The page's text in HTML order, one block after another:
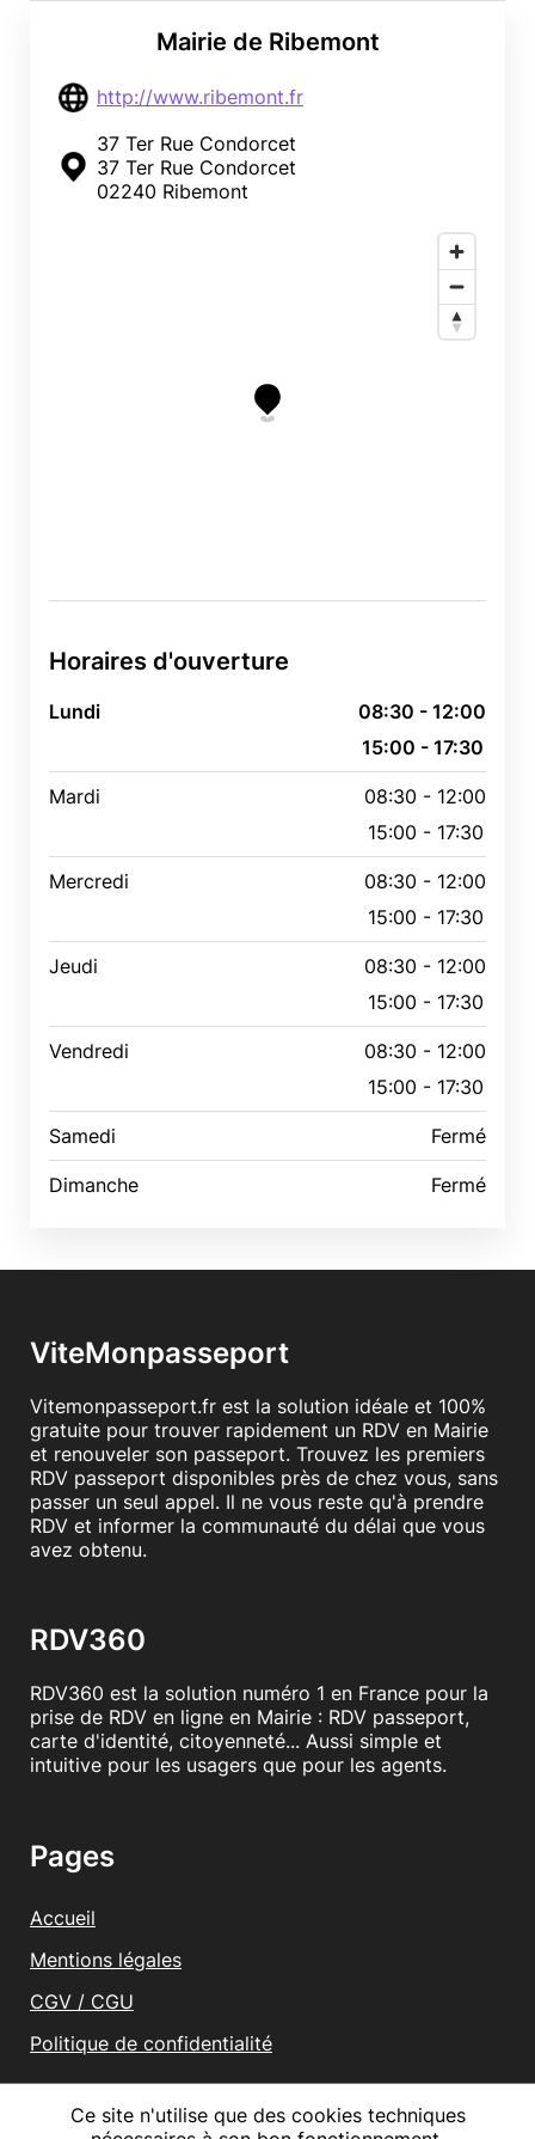
Mairie de Ribemont
http://www.ribemont.fr
37 Ter Rue Condorcet
37 Ter Rue Condorcet
02240 Ribemont
Horaires d'ouverture
Lundi
08:30 - 12:00
15:00 - 17:30
Mardi
08:30 - 12:00
15:00 - 17:30
Mercredi
08:30 - 12:00
15:00 - 17:30
Jeudi
08:30 - 12:00
15:00 - 17:30
Vendredi
08:30 - 12:00
15:00 - 17:30
Samedi Fermé
Dimanche Fermé
Ce site n'utilise que des cookies techniques
ViteMonpasseport
Vitemonpasseport.fr est la solution idéale et 100%
gratuite pour trouver rapidement un RDV en Mairie
et renouveler son passeport. Trouvez les premiers
RDV passeport disponibles près de chez vous, sans
passer un seul appel. Il ne vous reste qu'à prendre
RDV et informer la communauté du délai que vous
avez obtenu.
RDV360
RDV360 est la solution numéro 1 en France pour la
prise de RDV en ligne en Mairie : RDV passeport,
carte d'identité, citoyenneté... Aussi simple et
intuitive pour les usagers que pour les agents.
Pages
Accueil
Mentions légales
CGV / CGU
Politique de confidentialité
Vous représentez une mairie ?